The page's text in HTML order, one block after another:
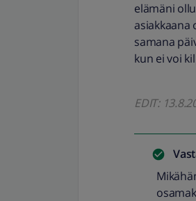
elämäni
asiakkaana
samana
kun ei voi
EDIT: